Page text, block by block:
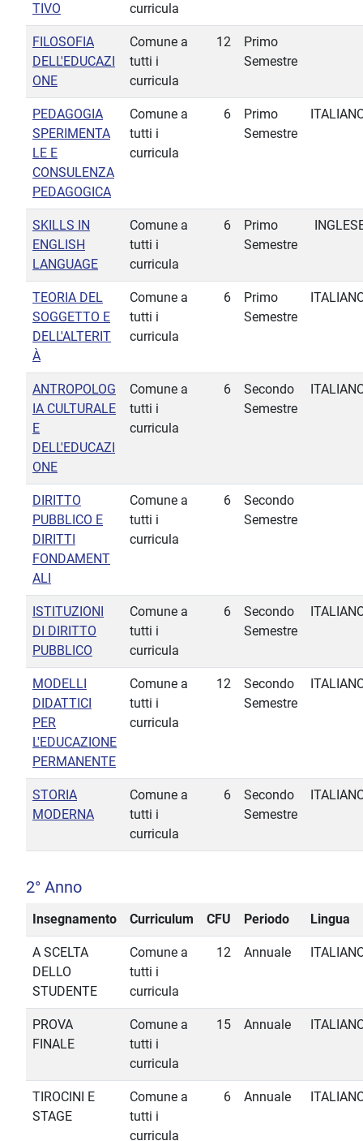
TIVO
curricula
FILOSOFIA
DELL'EDUCAZI
ONE
Comune a
tutti i
curricula
12
Primo
Semestre
PEDAGOGIA
SPERIMENTA
LE E
CONSULENZA
PEDAGOGICA
Comune a
tutti i
curricula
6
Primo
Semestre
SKILLS IN
ENGLISH
LANGUAGE
Comune a
tutti i
curricula
6
Primo
Semestre
TEORIA DEL
SOGGETTO E
DELL'ALTERIT
À
Comune a
tutti i
curricula
6
Primo
Semestre
ANTROPOLOG
IA CULTURALE
E
DELL'EDUCAZI
ONE
Comune a
tutti i
curricula
6
Secondo
Semestre
DIRITTO
PUBBLICO E
DIRITTI
FONDAMENT
ALI
Comune a
tutti i
curricula
6
Secondo
Semestre
ISTITUZIONI
DI DIRITTO
PUBBLICO
Comune a
tutti i
curricula
6
Secondo
Semestre
MODELLI
DIDATTICI
PER
L'EDUCAZIONE
PERMANENTE
Comune a
tutti i
curricula
12
Secondo
Semestre
STORIA
MODERNA
Comune a
tutti i
curricula
6
Secondo
Semestre
2° Anno
Insegnamento Curriculum CFU Periodo Lingua
A SCELTA
DELLO
STUDENTE
Comune a
tutti i
curricula
12 Annuale
PROVA
FINALE
Comune a
tutti i
curricula
15 Annuale
TIROCINI E
STAGE
Comune a
tutti i
curricula
6 Annuale